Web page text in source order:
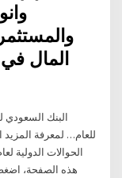
المال في
البنك السعودي
للعام… لمعرفة المزيد
الحوالات الدولية
هذه الصفحة،